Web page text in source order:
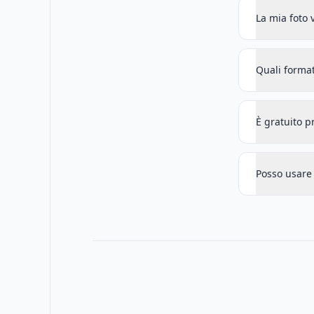
La mia foto
Quali
È gratuito
Posso